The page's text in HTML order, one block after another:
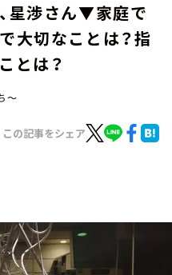
星渉さん▼家庭で
大切なことは？指
とは？
～
この記事をシェア